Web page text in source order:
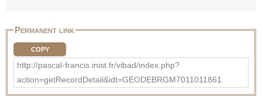
Permanent link
COPY
http://pascal-francis.inist.fr/vibad/index.php?
action=getRecordDetail&idt=GEODEBRGM7011011861